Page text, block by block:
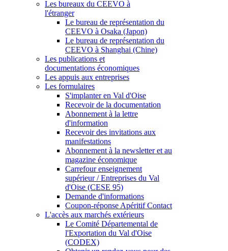
Les bureaux du CEEVO à
l'étranger
Le bureau de représentation du
CEEVO à Osaka (Japon)
Le bureau de représentation du
CEEVO à Shanghai (Chine)
Les publications et
documentations économiques
Les appuis aux entreprises
Les formulaires
S'implanter en Val d'Oise
Recevoir de la documentation
Abonnement à la lettre
d'information
Recevoir des invitations aux
manifestations
Abonnement à la newsletter et au
magazine économique
Carrefour enseignement
supérieur / Entreprises du Val
d'Oise (CESE 95)
Demande d'informations
Coupon-réponse Apéritif Contact
L'accès aux marchés extérieurs
Le Comité Départemental de
l'Exportation du Val d'Oise
(CODEX)